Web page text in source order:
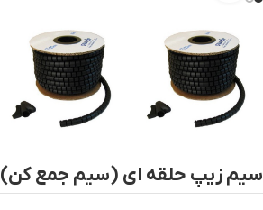
سیم زیپ حلقه ای (سیم جمع کن) 20 میل 30متری